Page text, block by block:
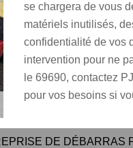
se chargera de vous
matériels inutilisés,
confidentialité de vos
intervention pour ne
le 69690, contactez
pour vos besoins si
DE DÉBARRAS